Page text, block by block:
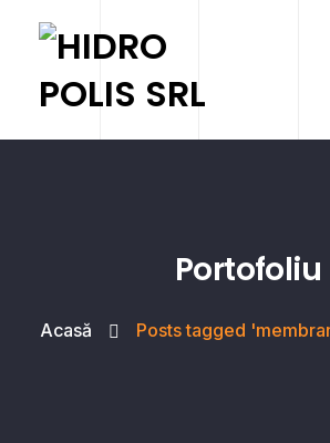
Portofoliu
Acasă Posts tagged